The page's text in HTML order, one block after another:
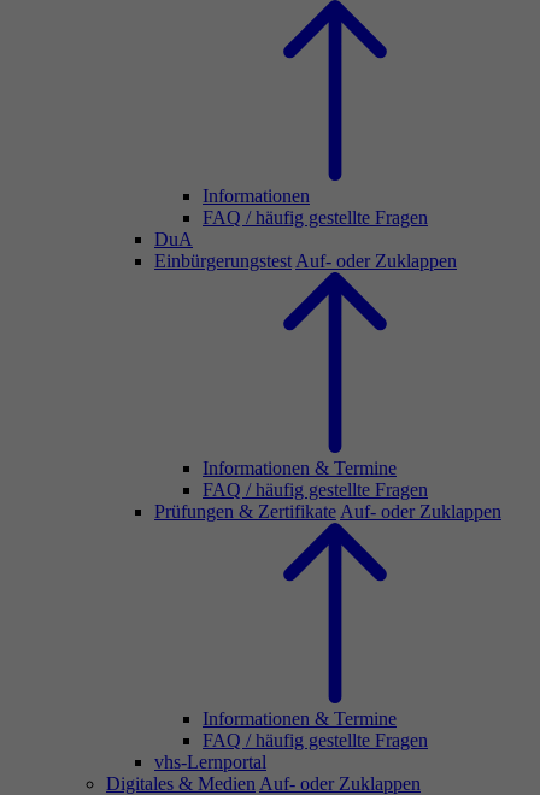
Informationen
FAQ / häufig gestellte Fragen
DuA
Einbürgerungstest Auf- oder Zuklappen
Informationen & Termine
FAQ / häufig gestellte Fragen
Prüfungen & Zertifikate Auf- oder Zuklappen
Informationen & Termine
FAQ / häufig gestellte Fragen
vhs-Lernportal
Digitales & Medien Auf- oder Zuklappen